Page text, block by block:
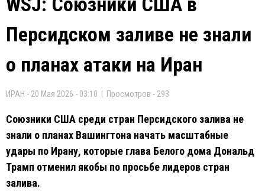
Персидском заливе не знали
о планах атаки на Иран
ИРАН - 20 Мая 2026 - 03:10 | Просмотров - 293
Союзники США среди стран Персидского залива не
знали о планах Вашингтона начать масштабные
удары по Ирану, которые глава Белого дома Дональд
Трамп отменил якобы по просьбе лидеров стран
залива.